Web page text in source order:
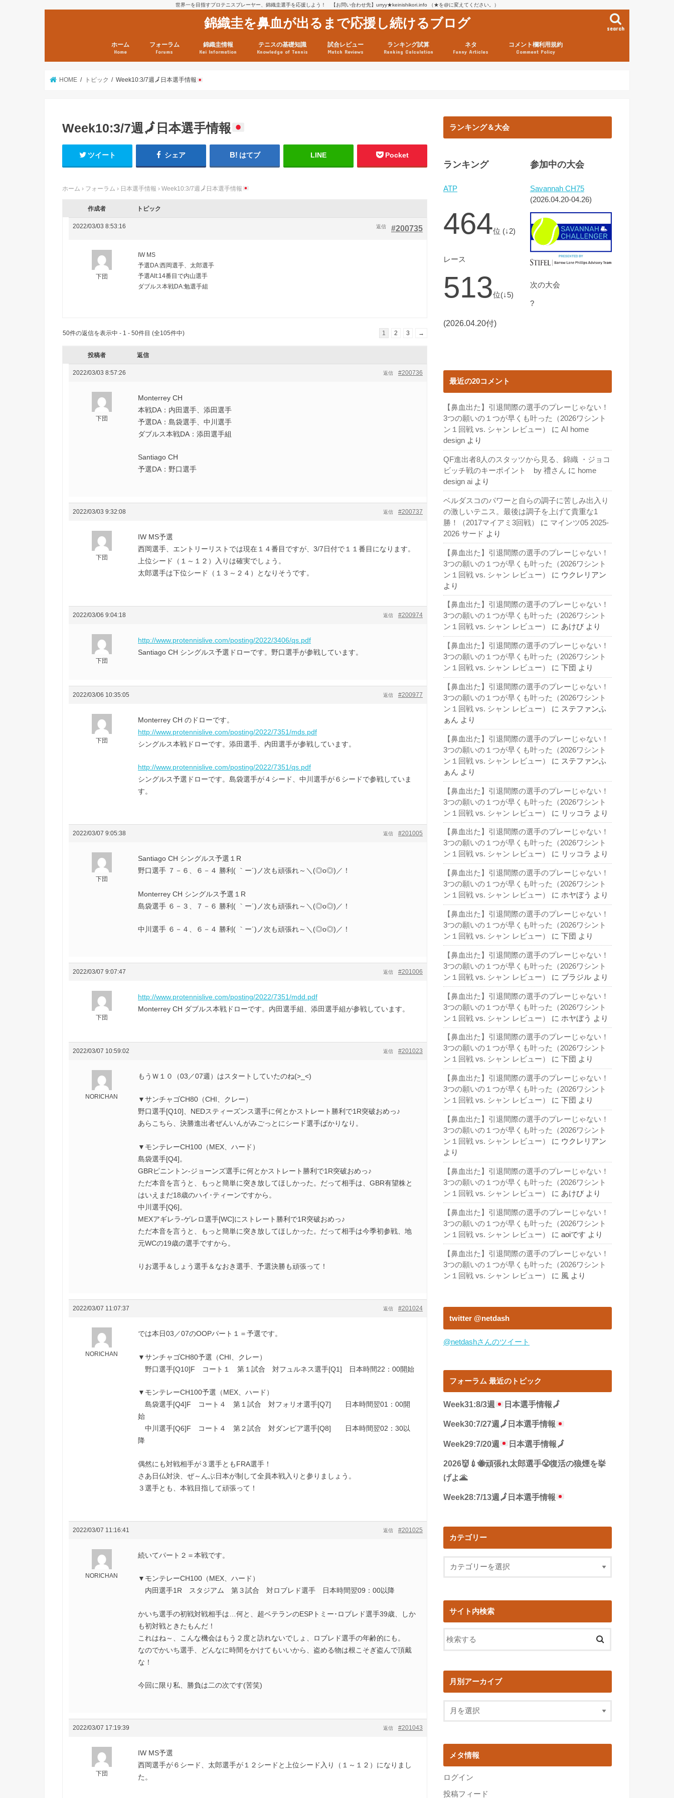
世界一を目指すプロテニスプレーヤー、錦織圭選手を応援しよう！ 【お問い合わせ先】urryy★keinishikori.info （★を@に変えてください。）
錦織圭を鼻血が出るまで応援し続けるブログ search
ホーム
Home
フォーラム
Forums
錦織圭情報
Kei Information
日現在）
点）
テニスの基礎知識
Knowledge of Tennis
試合レビュー
Match Reviews
ランキング試算
Ranking Calculation
ネタ
Funny Articles
コメント欄利用規約
Comment Policy
HOME トピック Week10:3/7週 🗾 日本選手情報
Week10:3/7週🗾 日本選手情報
ツイート シェア はてブ LINE Pocket
ホーム › フォーラム › 日本選手情報 › Week10:3/7週🗾 日本選手情報
作成者 トピック
2022/03/03 8:53:16 #200735
返信
下団
IW MS
予選DA:西岡選手、太郎選手
予選Alt:14番目で内山選手
ダブルス本戦DA:勉選手組
50件の返信を表示中 - 1 - 50件目 (全105件中) 1 2 3 →
投稿者 返信
2022/03/03 8:57:26 #200736
返信
下団
Monterrey CH
本戦DA：内田選手、添田選手
予選DA：島袋選手、中川選手
ダブルス本戦DA：添田選手組
Santiago CH
予選DA：野口選手
2022/03/03 9:32:08 #200737
返信
下団
IW MS予選
西岡選手、エントリーリストでは現在１４番目ですが、3/7日付で１１番目になります。
上位シード（１～１２）入りは確実でしょう。
太郎選手は下位シード（１３～２４）となりそうです。
2022/03/06 9:04:18 #200974
返信
下団
http://www.protennislive.com/posting/2022/3406/qs.pdf
Santiago CH シングルス予選ドローです。野口選手が参戦しています。
2022/03/06 10:35:05 #200977
返信
下団
Monterrey CH のドローです。
http://www.protennislive.com/posting/2022/7351/mds.pdf
シングルス本戦ドローです。添田選手、内田選手が参戦しています。
http://www.protennislive.com/posting/2022/7351/qs.pdf
シングルス予選ドローです。島袋選手が４シード、中川選手が６シードで参戦していま
す。
2022/03/07 9:05:38 #201005
返信
下団
Santiago CH シングルス予選１R
野口選手 ７－６、６－４ 勝利( ｀ー´)ノ次も頑張れ～＼(◎o◎)／！
Monterrey CH シングルス予選１R
島袋選手 ６－３、７－６ 勝利( ｀ー´)ノ次も頑張れ～＼(◎o◎)／！
中川選手 ６－４、６－４ 勝利( ｀ー´)ノ次も頑張れ～＼(◎o◎)／！
2022/03/07 9:07:47 #201006
返信
下団
http://www.protennislive.com/posting/2022/7351/mdd.pdf
Monterrey CH ダブルス本戦ドローです。内田選手組、添田選手組が参戦しています。
2022/03/07 10:59:02 #201023
返信
NORICHAN
もうＷ１０（03／07週）はスタートしていたのね(>_<)
▼サンチャゴCH80（CHI、クレー）
野口選手[Q10]、NEDスティーズンス選手に何とかストレート勝利で1R突破おめっ♪
あらこちら、決勝進出者ぜんいんがみごっとにシード選手ばかりなり。
▼モンテレーCH100（MEX、ハード）
島袋選手[Q4]。
GBRピニントン-ジョーンズ選手に何とかストレート勝利で1R突破おめっ♪
ただ本音を言うと、もっと簡単に突き放してほしかった。だって相手は、GBR有望株と
はいえまだ18歳のハイ･ティーンですから。
中川選手[Q6]。
MEXアギレラ-ゲレロ選手[WC]にストレート勝利で1R突破おめっ♪
ただ本音を言うと、もっと簡単に突き放してほしかった。だって相手は今季初参戦、地
元WCの19歳の選手ですから。
りお選手＆しょう選手＆なおき選手、予選決勝も頑張って！
2022/03/07 11:07:37 #201024
返信
NORICHAN
では本日03／07のOOPパート１＝予選です。
▼サンチャゴCH80予選（CHI、クレー）
野口選手[Q10]F コート１ 第１試合 対フュルネス選手[Q1] 日本時間22：00開始
▼モンテレーCH100予選（MEX、ハード）
島袋選手[Q4]F コート４ 第１試合 対フォリオ選手[Q7] 日本時間翌01：00開
始
中川選手[Q6]F コート４ 第２試合 対ダンビア選手[Q8] 日本時間翌02：30以
降
偶然にも対戦相手が３選手ともFRA選手！
さあ日仏対決、ぜ～んぶ日本が制して全員本戦入りと参りましょう。
３選手とも、本戦目指して頑張って！
2022/03/07 11:16:41 #201025
返信
NORICHAN
続いてパート２＝本戦です。
▼モンテレーCH100（MEX、ハード）
内田選手1R スタジアム 第３試合 対ロブレド選手 日本時間翌09：00以降
かいち選手の初戦対戦相手は…何と、超ベテランのESPトミー･ロブレド選手39歳、しか
も初対戦ときたもんだ！
これはね～、こんな機会はもう２度と訪れないでしょ、ロブレド選手の年齢的にも。
なのでかいち選手、どんなに時間をかけてもいいから、盗める物は根こそぎ盗んで頂戴
な！
今回に限り私、勝負は二の次です(苦笑)
2022/03/07 17:19:39 #201043
返信
下団
IW MS予選
西岡選手が６シード、太郎選手が１２シードと上位シード入り（１～１２）になりまし
た。
ランキング＆大会
ランキング
ATP
464位 (↓2)
レース
513位(↓5)
(2026.04.20付)
参加中の大会
Savannah CH75
(2026.04.20-04.26)
次の大会
?
最近の20コメント
【鼻血出た】引退間際の選手のプレーじゃない！
3つの願いの１つが早くも叶った（2026ワシント
ン１回戦 vs. シャン レビュー）
に AI home
design より
QF進出者8人のスタッツから見る、錦織 ・ジョコ
ビッチ戦のキーポイント by 禮さん に home
design ai より
ベルダスコのパワーと自らの調子に苦しみ出入り
の激しいテニス。最後は調子を上げて貴重な1
勝！（2017マイアミ3回戦）
に マインツ05 2025-
2026 サード より
【鼻血出た】引退間際の選手のプレーじゃない！
3つの願いの１つが早くも叶った（2026ワシント
ン１回戦 vs. シャン レビュー）
に ウクレリアン
より
【鼻血出た】引退間際の選手のプレーじゃない！
3つの願いの１つが早くも叶った（2026ワシント
ン１回戦 vs. シャン レビュー）
に あけび より
【鼻血出た】引退間際の選手のプレーじゃない！
3つの願いの１つが早くも叶った（2026ワシント
ン１回戦 vs. シャン レビュー）
に 下団 より
【鼻血出た】引退間際の選手のプレーじゃない！
3つの願いの１つが早くも叶った（2026ワシント
ン１回戦 vs. シャン レビュー）
に ステファンふ
ぁん より
【鼻血出た】引退間際の選手のプレーじゃない！
3つの願いの１つが早くも叶った（2026ワシント
ン１回戦 vs. シャン レビュー）
に ステファンふ
ぁん より
【鼻血出た】引退間際の選手のプレーじゃない！
3つの願いの１つが早くも叶った（2026ワシント
ン１回戦 vs. シャン レビュー）
に リッコラ より
【鼻血出た】引退間際の選手のプレーじゃない！
3つの願いの１つが早くも叶った（2026ワシント
ン１回戦 vs. シャン レビュー）
に リッコラ より
【鼻血出た】引退間際の選手のプレーじゃない！
3つの願いの１つが早くも叶った（2026ワシント
ン１回戦 vs. シャン レビュー）
に ホヤぼう より
【鼻血出た】引退間際の選手のプレーじゃない！
3つの願いの１つが早くも叶った（2026ワシント
ン１回戦 vs. シャン レビュー）
に 下団 より
【鼻血出た】引退間際の選手のプレーじゃない！
3つの願いの１つが早くも叶った（2026ワシント
ン１回戦 vs. シャン レビュー）
に ブラジル より
【鼻血出た】引退間際の選手のプレーじゃない！
3つの願いの１つが早くも叶った（2026ワシント
ン１回戦 vs. シャン レビュー）
に ホヤぼう より
【鼻血出た】引退間際の選手のプレーじゃない！
3つの願いの１つが早くも叶った（2026ワシント
ン１回戦 vs. シャン レビュー）
に 下団 より
【鼻血出た】引退間際の選手のプレーじゃない！
3つの願いの１つが早くも叶った（2026ワシント
ン１回戦 vs. シャン レビュー）
に 下団 より
【鼻血出た】引退間際の選手のプレーじゃない！
3つの願いの１つが早くも叶った（2026ワシント
ン１回戦 vs. シャン レビュー）
に ウクレリアン
より
【鼻血出た】引退間際の選手のプレーじゃない！
3つの願いの１つが早くも叶った（2026ワシント
ン１回戦 vs. シャン レビュー）
に あけび より
【鼻血出た】引退間際の選手のプレーじゃない！
3つの願いの１つが早くも叶った（2026ワシント
ン１回戦 vs. シャン レビュー）
に aoiです より
【鼻血出た】引退間際の選手のプレーじゃない！
3つの願いの１つが早くも叶った（2026ワシント
ン１回戦 vs. シャン レビュー）
に 風 より
twitter @netdash
@netdashさんのツイート
フォーラム 最近のトピック
Week31:8/3週 日本選手情報🗾
Week30:7/27週🗾 日本選手情報
Week29:7/20週 日本選手情報🗾
2026👹💉🐝頑張れ太郎選手😤復活の狼煙を挙
げよ🌋
Week28:7/13週 🗾 日本選手情報
カテゴリー
サイト内検索
月別アーカイブ
メタ情報
ログイン
投稿フィード